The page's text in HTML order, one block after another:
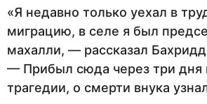
«Я недавно только уехал в
миграцию, в селе я был
махалли, — рассказал
— Прибыл сюда через три дня
трагедии, о смерти внука